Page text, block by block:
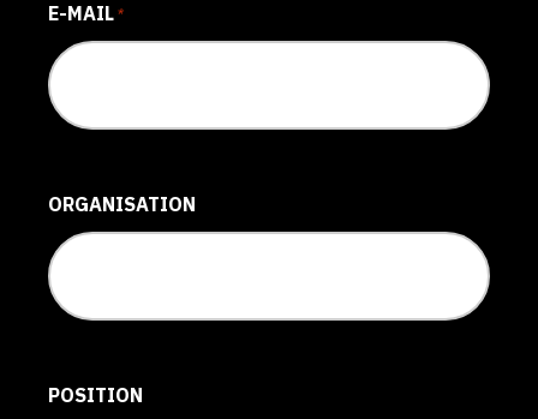
E-MAIL*
ORGANISATION
POSITION